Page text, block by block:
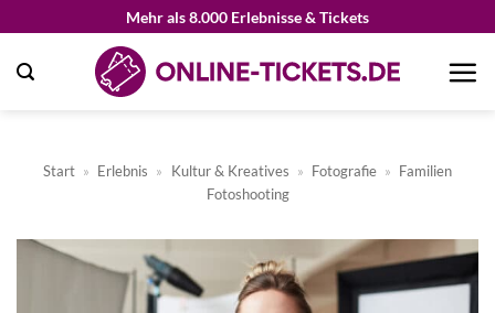
springen
Mehr als 8.000 Erlebnisse & Tickets
Start » Erlebnis » Kultur & Kreatives » Fotografie » Familien
Fotoshooting